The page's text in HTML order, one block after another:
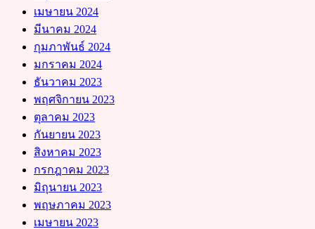
เมษายน 2024
มีนาคม 2024
กุมภาพันธ์ 2024
มกราคม 2024
ธันวาคม 2023
พฤศจิกายน 2023
ตุลาคม 2023
กันยายน 2023
สิงหาคม 2023
กรกฎาคม 2023
มิถุนายน 2023
พฤษภาคม 2023
เมษายน 2023